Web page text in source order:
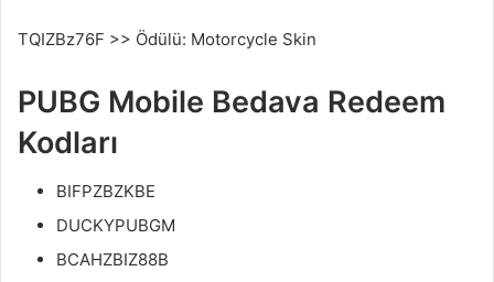
TQIZBz76F >> Ödülü: Motorcycle Skin
PUBG Mobile Bedava Redeem
Kodları
BIFPZBZKBE
DUCKYPUBGM
BCAHZBIZ88B